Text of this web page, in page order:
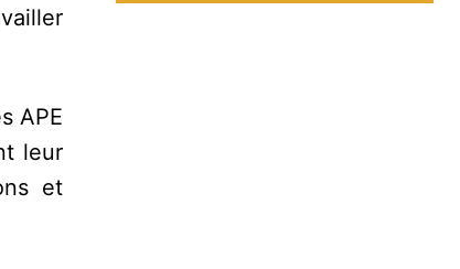
APE
leur
et